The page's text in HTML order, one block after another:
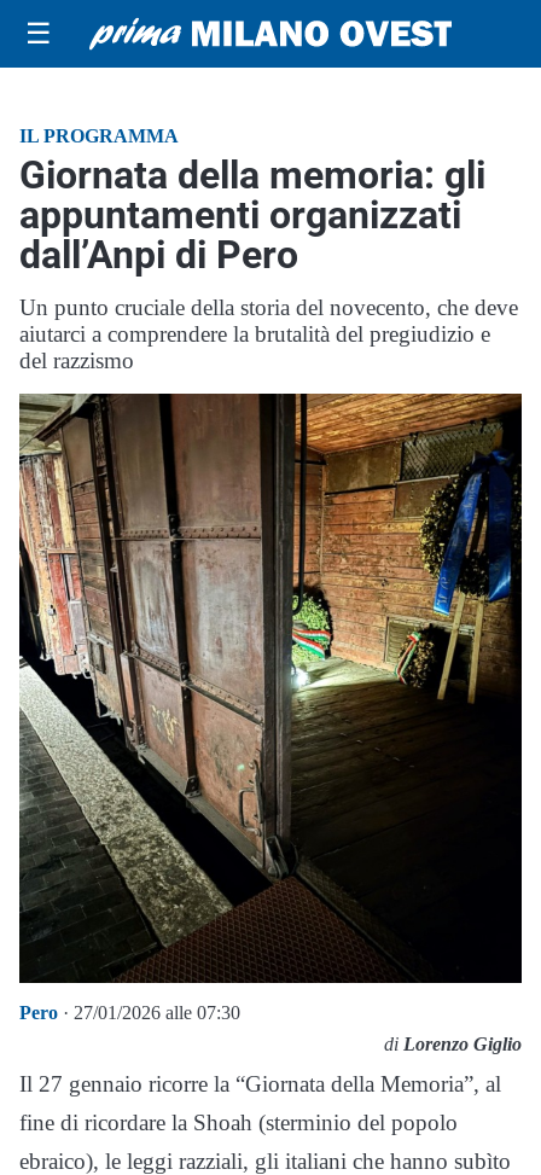
☰
IL PROGRAMMA
Giornata della memoria: gli
appuntamenti organizzati
dall’Anpi di Pero
Un punto cruciale della storia del novecento, che deve
aiutarci a comprendere la brutalità del pregiudizio e
del razzismo
Pero · 27/01/2026 alle 07:30
di Lorenzo Giglio
Il 27 gennaio ricorre la “Giornata della Memoria”, al
fine di ricordare la Shoah (sterminio del popolo
ebraico), le leggi razziali, gli italiani che hanno subìto